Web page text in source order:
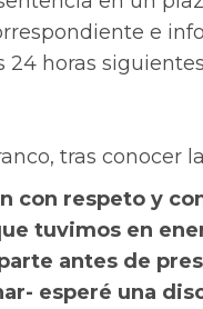
e
horas
tras conocer
con respeto y
tuvimos en
antes de
esperé una